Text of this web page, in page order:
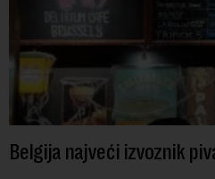
Belgija najveći izvoznik